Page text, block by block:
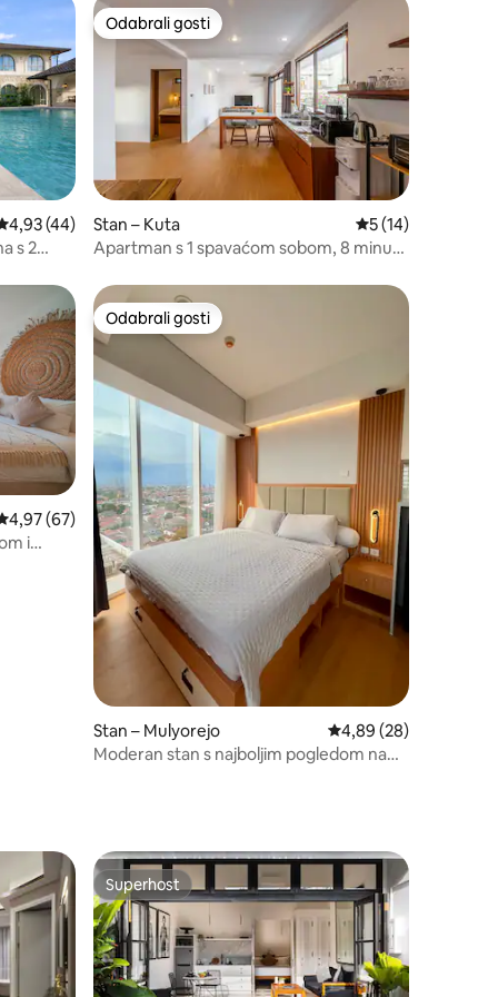
ocjena: 4,93/5, recenzija: 44
4,93 (44)
s 2
Odabrali gosti
Odabrali gosti
Stan – Kuta Prosječna ocjena:
5 (14)
Apartman s 1 spavaćom sobom, 8 minuta
ocjena: 4,97/5, recenzija: 67
4,97 (67)
i
Odabrali gosti
Odabrali gosti
Stan – Mulyorejo Prosječna ocjena:
4,89 (28)
Moderan stan s najboljim pogledom na
„Odabrali gosti”
Superhost
Superhost